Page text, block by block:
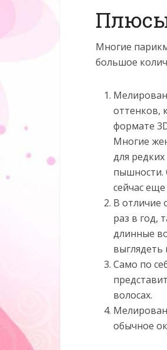
Многие
большое
оттенков,
формате
Многие
для
пышности.
сейчас
В отличие
раз в год,
длинные
Само по
волосах.
обычное